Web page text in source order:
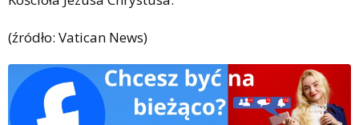
(źródło: Vatican News)